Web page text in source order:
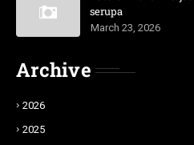
serupa
March 23, 2026
Archive
2026
2025